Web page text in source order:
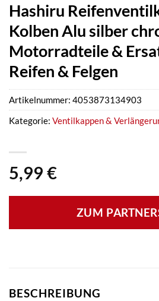
Hashiru
Kolben Alu silber
Motorradteile &
Reifen & Felgen
5,99 €
ZUM
Artikelnummer: 4053873134903
Kategorie: Ventilkappen &
BESCHREIBUNG